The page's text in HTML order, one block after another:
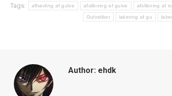
Tags: afhøvling af gulve afslibning af gulve afslibning af
Gulvsliber lakering af gu
Author: ehdk